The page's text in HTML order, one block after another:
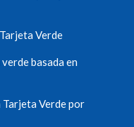
Verde
basada en
Tarjeta Verde por